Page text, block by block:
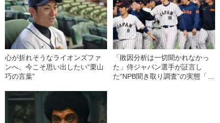
心が折れそうなライオンズファ
ンへ。今こそ思い出したい“栗山
巧の言葉”
「敗因分析は一切聞かれなかっ
た」侍ジャパン選手が証言し
た“NPB聞き取り調査”の実態「選